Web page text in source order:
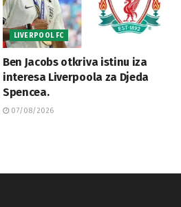
LIVERPOOL FC
Ben Jacobs otkriva istinu iza
interesa Liverpoola za Djeda
Spencea.
07/08/2026